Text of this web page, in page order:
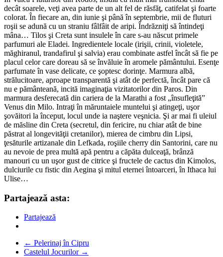
decât soarele, veţi avea parte de un alt fel de răs­făţ, catifelat şi foarte
colorat. În fiecare an, din iu­nie şi până în septembrie, mii de fluturi
roşii se adu­nă cu un straniu fâlfâit de aripi. Îndrăzniţi să în­tin­deţi
mâna… Tilos şi Creta sunt insulele în care s-au născut primele
parfumuri ale Eladei. Ingre­dien­te­le locale (irişii, crinii, violetele,
măghiranul, tran­dafirul şi salvia) erau combinate astfel încât să fie pe
placul celor care doreau să se învăluie în aro­mele pământului. Esenţe
parfumate în vase de­licate, ce şoptesc dorinţe. Marmura albă,
străluci­toa­re, aproape transparentă şi atât de perfectă, în­cât pare că
nu e pământeană, incită imaginaţia vizi­ta­torilor din Paros. Din
marmura desferecată din ca­rie­ra de la Marathi a fost „însufleţită”
Venus din Milo. Intraţi în măruntaiele muntelui şi atingeţi, uşor
şovăitori la început, locul unde ia naştere veş­nicia. Şi ar mai fi uleiul
de măsline din Creta (se­cretul, din fericire, nu chiar atât de bine
păstrat al longevităţii cretanilor), mierea de cimbru din Lipsi,
ţesăturile artizanale din Lefkada, roşiile cherry din Santorini, care nu
au nevoie de prea multă apă pentru a căpăta dulceaţă, brânză
manouri cu un uşor gust de citrice şi fructele de cactus din Kimolos,
dulciurile cu fistic din Aegina şi mitul eternei întoarceri, în Ithaca lui
Ulise…
Partajează asta:
Partajează
← Pelerinaj în Cipru
Castelul Jocurilor →